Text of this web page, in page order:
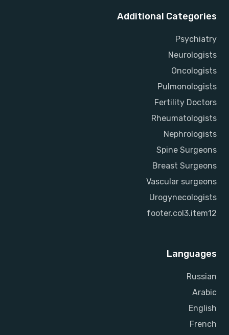
Additional Categories
Psychiatry
Neurologists
Oncologists
Pulmonologists
Fertility Doctors
Rheumatologists
Nephrologists
Spine Surgeons
Breast Surgeons
Vascular surgeons
Urogynecologists
footer.col3.item12
Languages
Russian
Arabic
English
French